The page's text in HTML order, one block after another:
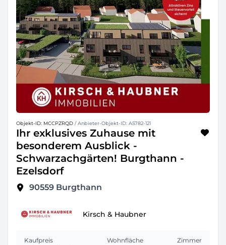
Objekt-ID: MCCPZRQD / Anbieter-Objekt-ID: A5782-121
Ihr exklusives Zuhause mit
besonderem Ausblick -
Schwarzachgärten! Burgthann -
Ezelsdorf
90559 Burgthann
Kirsch & Haubner
Kaufpreis Wohnfläche Zimmer